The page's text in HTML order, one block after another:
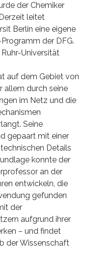
der Chemiker
leitet
Berlin eine eigene
der DFG.
Universität
auf dem Gebiet von
allem durch seine
im Netz und die
Seine
gepaart mit einer
Details
konnte der
an der
entwickeln, die
gefunden
der
aufgrund ihrer
– und findet
der Wissenschaft